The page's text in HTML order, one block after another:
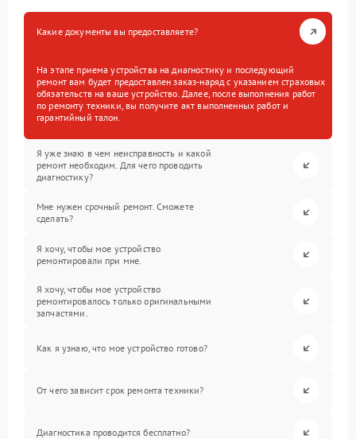
Какие документы вы предоставляете?
На этапе приема устройства на диагностику и последующий
ремонт вам будет предоставлен заказ-наряд с указанием страховых
обязательств на ваше устройство. Далее, после выполнения работ
по ремонту техники, вы получите акт выполненных работ и
гарантийный талон.
Я уже знаю в чем неисправность и какой
ремонт необходим. Для чего проводить
диагностику?
Мне нужен срочный ремонт. Сможете
сделать?
Я хочу, чтобы мое устройство
ремонтировали при мне.
Я хочу, чтобы мое устройство
ремонтировалось только оригинальными
запчастями.
Как я узнаю, что мое устройство готово?
От чего зависит срок ремонта техники?
Диагностика проводится бесплатно?